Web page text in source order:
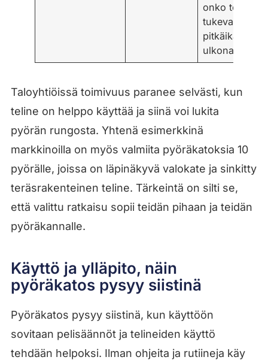
onko teline
tukeva ja
pitkäikäinen
ulkona
Taloyhtiöissä toimivuus paranee selvästi, kun
teline on helppo käyttää ja siinä voi lukita
pyörän rungosta. Yhtenä esimerkkinä
markkinoilla on myös valmiita pyöräkatoksia 10
pyörälle, joissa on läpinäkyvä valokate ja sinkitty
teräsrakenteinen teline. Tärkeintä on silti se,
että valittu ratkaisu sopii teidän pihaan ja teidän
pyöräkannalle.
Käyttö ja ylläpito, näin
pyöräkatos pysyy siistinä
Pyöräkatos pysyy siistinä, kun käyttöön
sovitaan pelisäännöt ja telineiden käyttö
tehdään helpoksi. Ilman ohjeita ja rutiineja käy